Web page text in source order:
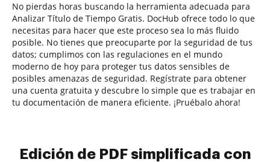
No pierdas horas buscando la herramienta adecuada para
Analizar Título de Tiempo Gratis. DocHub ofrece todo lo que
necesitas para hacer que este proceso sea lo más fluido
posible. No tienes que preocuparte por la seguridad de tus
datos; cumplimos con las regulaciones en el mundo
moderno de hoy para proteger tus datos sensibles de
posibles amenazas de seguridad. Regístrate para obtener
una cuenta gratuita y descubre lo simple que es trabajar en
tu documentación de manera eficiente. ¡Pruébalo ahora!
Edición de PDF simplificada con